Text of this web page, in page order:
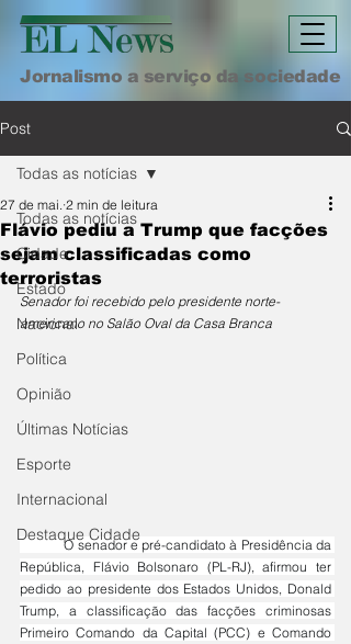
Jornalismo a serviço da sociedade
Post
Todas as notícias
Cidade
Estado
Nacional
Política
Opinião
Últimas Notícias
Esporte
Internacional
Destaque Cidade
Todas as notícias
Flávio pediu a Trump que facções
sejam classificadas como
terroristas
27 de mai. 2 min de leitura
Senador foi recebido pelo presidente norte-
americano no Salão Oval da Casa Branca
	O senador e pré-candidato à Presidência da
República, Flávio Bolsonaro (PL-RJ), afirmou ter
pedido ao presidente dos Estados Unidos, Donald
Trump, a classificação das facções criminosas
Primeiro Comando da Capital (PCC) e Comando